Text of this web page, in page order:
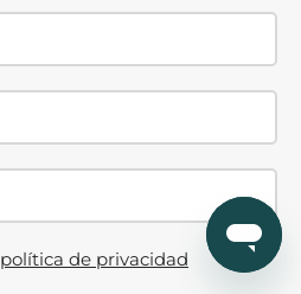
política de privacidad